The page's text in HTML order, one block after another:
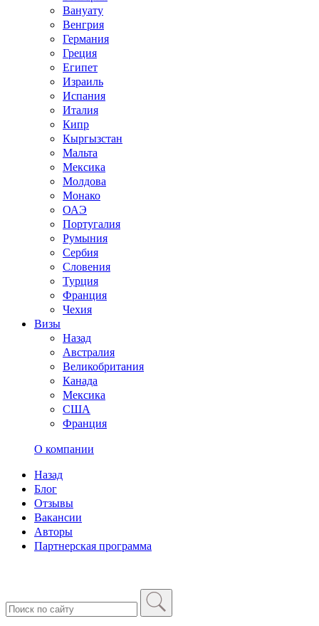
Вануату
Венгрия
Германия
Греция
Египет
Израиль
Испания
Италия
Кипр
Кыргызстан
Мальта
Мексика
Молдова
Монако
ОАЭ
Португалия
Румыния
Сербия
Словения
Турция
Франция
Чехия
Визы
Назад
Австралия
Великобритания
Канада
Мексика
США
Франция
О компании
Назад
Блог
Отзывы
Вакансии
Авторы
Партнерская программа